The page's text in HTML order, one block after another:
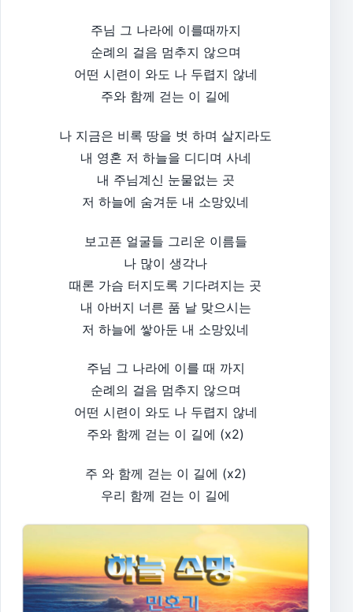
주님 그 나라에 이를때까지
순례의 걸음 멈추지 않으며
어떤 시련이 와도 나 두렵지 않네
주와 함께 걷는 이 길에
나 지금은 비록 땅을 벗 하며 살지라도
내 영혼 저 하늘을 디디며 사네
내 주님계신 눈물없는 곳
저 하늘에 숨겨둔 내 소망있네
보고픈 얼굴들 그리운 이름들
나 많이 생각나
때론 가슴 터지도록 기다려지는 곳
내 아버지 너른 품 날 맞으시는
저 하늘에 쌓아둔 내 소망있네
주님 그 나라에 이를 때 까지
순례의 걸음 멈추지 않으며
어떤 시련이 와도 나 두렵지 않네
주와 함께 걷는 이 길에 (x2)
주 와 함께 걷는 이 길에 (x2)
우리 함께 걷는 이 길에